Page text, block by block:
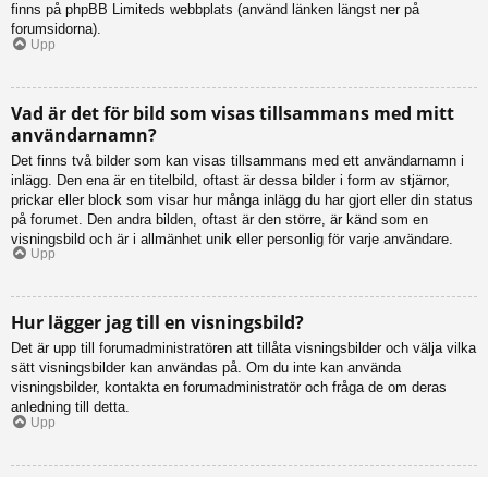
finns på phpBB Limiteds webbplats (använd länken längst ner på
forumsidorna).
Upp
Vad är det för bild som visas tillsammans med mitt
användarnamn?
Det finns två bilder som kan visas tillsammans med ett användarnamn i
inlägg. Den ena är en titelbild, oftast är dessa bilder i form av stjärnor,
prickar eller block som visar hur många inlägg du har gjort eller din status
på forumet. Den andra bilden, oftast är den större, är känd som en
visningsbild och är i allmänhet unik eller personlig för varje användare.
Upp
Hur lägger jag till en visningsbild?
Det är upp till forumadministratören att tillåta visningsbilder och välja vilka
sätt visningsbilder kan användas på. Om du inte kan använda
visningsbilder, kontakta en forumadministratör och fråga de om deras
anledning till detta.
Upp